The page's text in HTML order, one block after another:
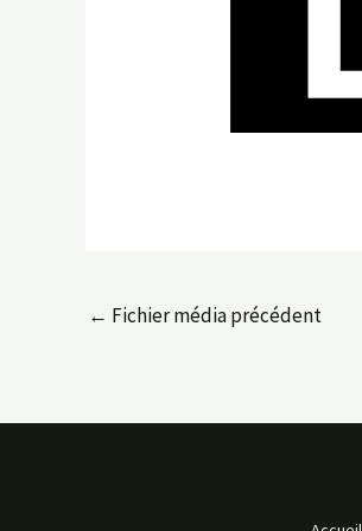
← Fichier média précédent